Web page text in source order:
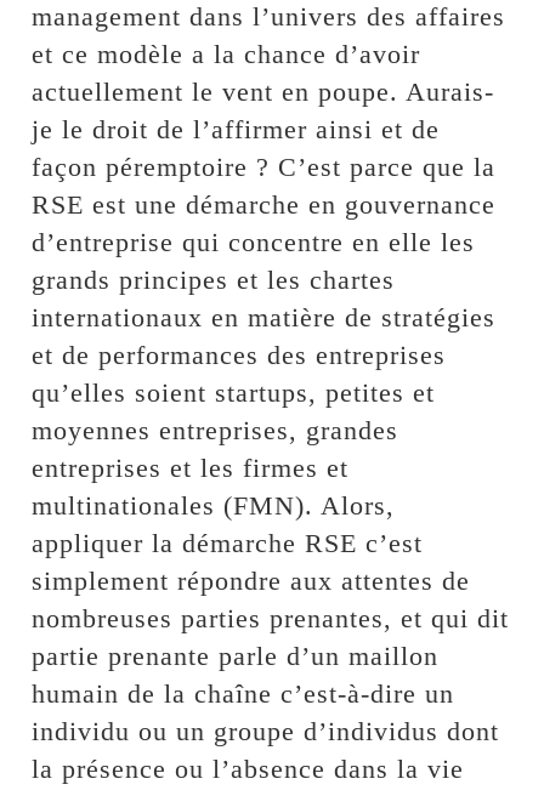
management dans l’univers des affaires
et ce modèle a la chance d’avoir
actuellement le vent en poupe. Aurais-
je le droit de l’affirmer ainsi et de
façon péremptoire ? C’est parce que la
RSE est une démarche en gouvernance
d’entreprise qui concentre en elle les
grands principes et les chartes
internationaux en matière de stratégies
et de performances des entreprises
qu’elles soient startups, petites et
moyennes entreprises, grandes
entreprises et les firmes et
multinationales (FMN). Alors,
appliquer la démarche RSE c’est
simplement répondre aux attentes de
nombreuses parties prenantes, et qui dit
partie prenante parle d’un maillon
humain de la chaîne c’est-à-dire un
individu ou un groupe d’individus dont
la présence ou l’absence dans la vie